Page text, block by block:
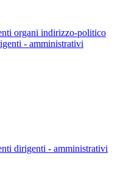
organi indirizzo-politico
- amministrativi
dirigenti - amministrativi